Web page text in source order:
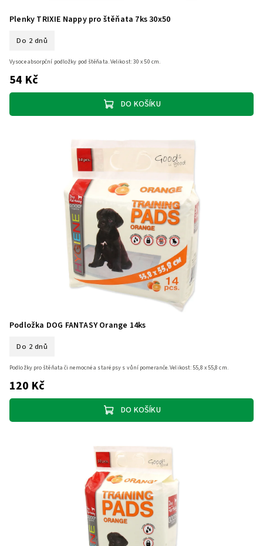
Plenky TRIXIE Nappy pro štěňata 7ks 30x50
Do 2 dnů
54 Kč
DO KOŠÍKU
Vysoce absorpční podložky pod štěňata. Velikost: 30 x 50 cm.
Podložka DOG FANTASY Orange 14ks
Do 2 dnů
120 Kč
DO KOŠÍKU
Podložky pro štěňata či nemocné a staré psy s vůní pomeranče. Velikost: 55,8 x 55,8 cm.